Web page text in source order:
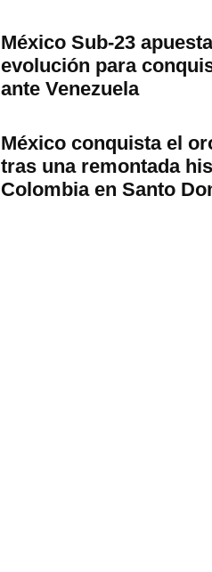
México Sub-23
evolución para
ante Venezuela
México conquista el
tras una remontada
Colombia en Santo